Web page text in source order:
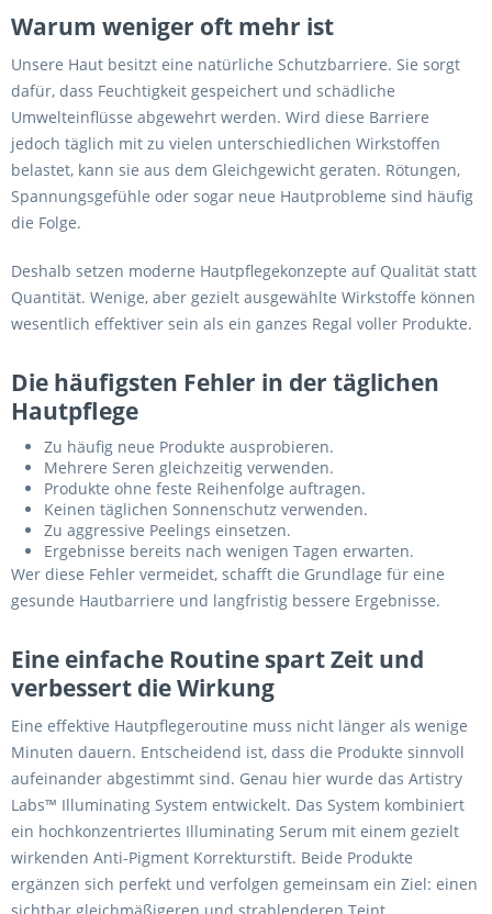
Warum weniger oft mehr ist
Unsere Haut besitzt eine natürliche Schutzbarriere. Sie sorgt
dafür, dass Feuchtigkeit gespeichert und schädliche
Umwelteinflüsse abgewehrt werden. Wird diese Barriere
jedoch täglich mit zu vielen unterschiedlichen Wirkstoffen
belastet, kann sie aus dem Gleichgewicht geraten. Rötungen,
Spannungsgefühle oder sogar neue Hautprobleme sind häufig
die Folge.
Deshalb setzen moderne Hautpflegekonzepte auf Qualität statt
Quantität. Wenige, aber gezielt ausgewählte Wirkstoffe können
wesentlich effektiver sein als ein ganzes Regal voller Produkte.
Die häufigsten Fehler in der täglichen
Hautpflege
Zu häufig neue Produkte ausprobieren.
Mehrere Seren gleichzeitig verwenden.
Produkte ohne feste Reihenfolge auftragen.
Keinen täglichen Sonnenschutz verwenden.
Zu aggressive Peelings einsetzen.
Ergebnisse bereits nach wenigen Tagen erwarten.
Wer diese Fehler vermeidet, schafft die Grundlage für eine
gesunde Hautbarriere und langfristig bessere Ergebnisse.
Eine einfache Routine spart Zeit und
verbessert die Wirkung
Eine effektive Hautpflegeroutine muss nicht länger als wenige
Minuten dauern. Entscheidend ist, dass die Produkte sinnvoll
aufeinander abgestimmt sind. Genau hier wurde das Artistry
Labs™ Illuminating System entwickelt. Das System kombiniert
ein hochkonzentriertes Illuminating Serum mit einem gezielt
wirkenden Anti-Pigment Korrekturstift. Beide Produkte
ergänzen sich perfekt und verfolgen gemeinsam ein Ziel: einen